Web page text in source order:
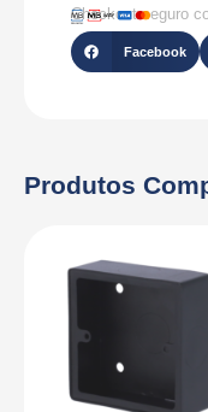
Checkout seguro
Facebook
Produtos